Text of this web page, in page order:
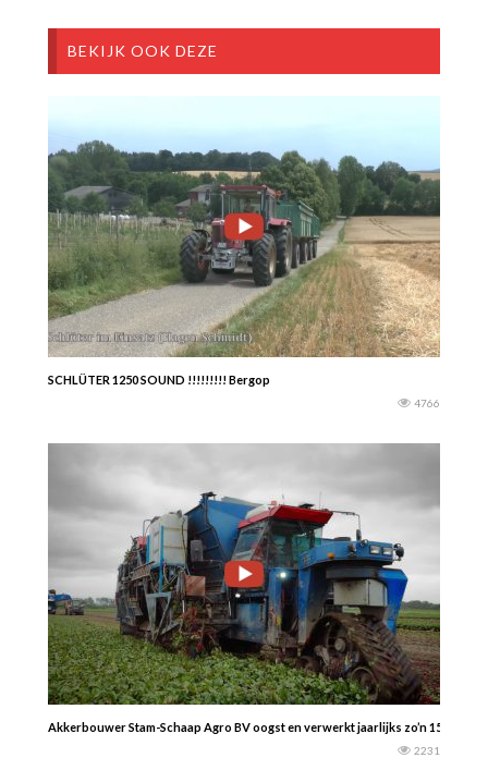
BEKIJK OOK DEZE
SCHLÜTER 1250 SOUND !!!!!!!!! Bergop
4766
Akkerbouwer Stam-Schaap Agro BV oogst en verwerkt jaarlijks zo’n 150
2231